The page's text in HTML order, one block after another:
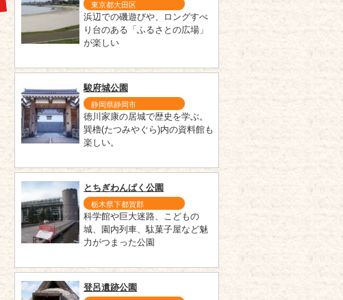
東京都大田区
浜辺での磯遊びや、ロングすべ
り台のある「ふるさとの広場」
が楽しい
駿府城公園
静岡県静岡市
徳川家康の居城で歴史を学ぶ。
巽櫓(たつみやぐら)内の資料館も
楽しい。
とちぎわんぱく公園
栃木県下都賀郡
科学館や巨大迷路、こどもの
城、園内列車、駄菓子屋など魅
力がつまった公園
登呂遺跡公園